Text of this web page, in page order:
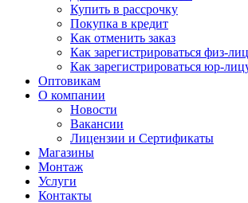
Купить в рассрочку
Покупка в кредит
Как отменить заказ
Как зарегистрироваться физ-
Как зарегистрироваться юр-
Оптовикам
О компании
Новости
Вакансии
Лицензии и Сертификаты
Магазины
Монтаж
Услуги
Контакты